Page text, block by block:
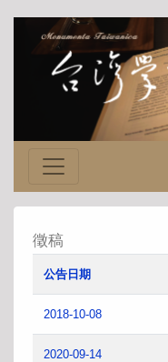
徵稿
公告日期
2018-10-08
2020-09-14